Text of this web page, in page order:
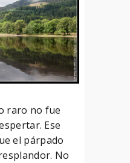
raro no fue
Ese
el párpado
No